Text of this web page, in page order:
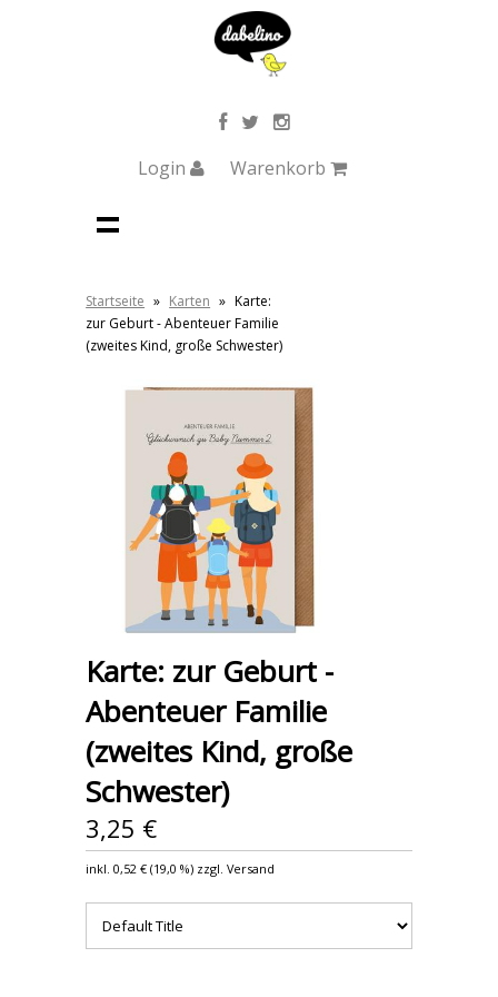
Login Warenkorb
Startseite » Karten » Karte:
zur Geburt - Abenteuer Familie
(zweites Kind, große Schwester)
Karte: zur Geburt -
Abenteuer Familie
(zweites Kind, große
Schwester)
3,25 €
inkl.0,52 € (19,0 %) zzgl. Versand